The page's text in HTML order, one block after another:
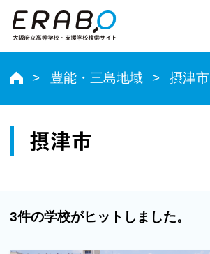
文字サイズ
小 中
豊能・三島地域 摂津市
摂津市
3件の学校がヒットしました。